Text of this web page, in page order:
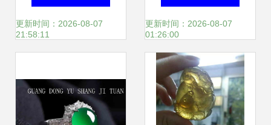
家、图片与材质全
更新时间：2026-08-07
21:58:11
光的相遇（多图）
更新时间：2026-08-07
01:26:00